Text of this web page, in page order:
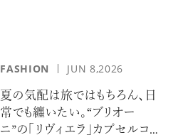
FASHION JUN 8,2026
夏の気配は旅ではもちろん、日
常でも纏いたい。“ブリオー
ニ”の「リヴィエラ」カプセルコレ